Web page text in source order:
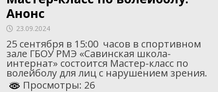
Анонс
23.09.2024
25 сентября в 15:00 часов в спортивном
зале ГБОУ РМЭ «Савинская школа-
интернат» состоится Мастер-класс по
волейболу для лиц с нарушением зрения.
Просмотры: 26